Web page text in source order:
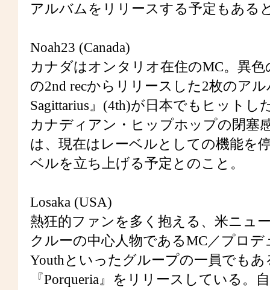
アルバムをリリースする予定もある
Noah23 (Canada)
カナダはオンタリオ在住のMC。異色
の2nd recからリリースした2枚のアル
Sagittarius』(4th)が日本でもヒット
カナディアン・ヒップホップの閉塞
は、現在はレーベルとしての機能を
ベルを立ち上げる予定とのこと。
Losaka (USA)
熱狂的ファンを多く抱える、米ニュ
クルーの中心人物であるMC／プロデ
Youthといったグループの一員でも
『Porqueria』をリリースしている